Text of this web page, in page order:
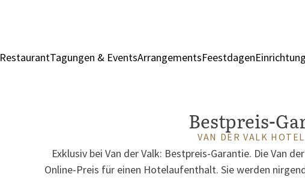
RestaurantTagungen & EventsArrangementsFeestdagen
Bestpreis-
VAN DER VALK
Exklusiv bei Van der Valk: Bestpreis-Garantie. Die Van
Online-Preis für einen Hotelaufenthalt. Sie werden